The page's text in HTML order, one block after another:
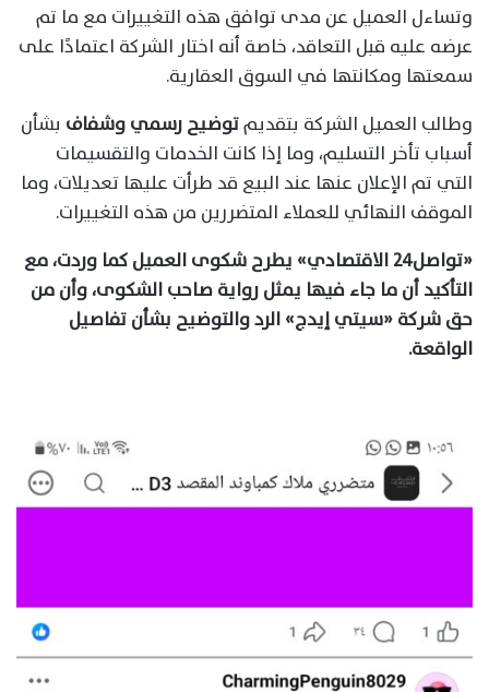
وتساءل العميل عن مدى توافق هذه التغييرات مع ما تم
عرضه عليه قبل التعاقد، خاصة أنه اختار الشركة اعتمادًا على
سمعتها ومكانتها في السوق العقارية.
وطالب العميل الشركة بتقديمتوضيح رسمي وشفاف بشأن
أسباب تأخر التسليم، وما إذا كانت الخدمات والتقسيمات
التي تم الإعلان عنها عند البيع قد طرأت عليها تعديلات، وما
الموقف النهائي للعملاء المتضررين من هذه التغييرات.
«تواصل٢٤ الاقتصادي» يطرح شكوى العميل كما وردت، مع
التأكيد أن ما جاء فيها يمثل رواية صاحب الشكوى، وأن من
حق شركة «سيتي إيدج» الرد والتوضيح بشأن تفاصيل
الواقعة.